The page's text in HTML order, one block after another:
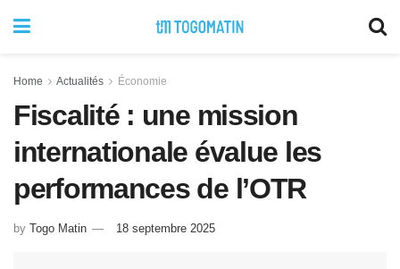
Home Actualités Économie
Fiscalité : une mission
internationale évalue les
performances de l’OTR
by Togo Matin 18 septembre 2025